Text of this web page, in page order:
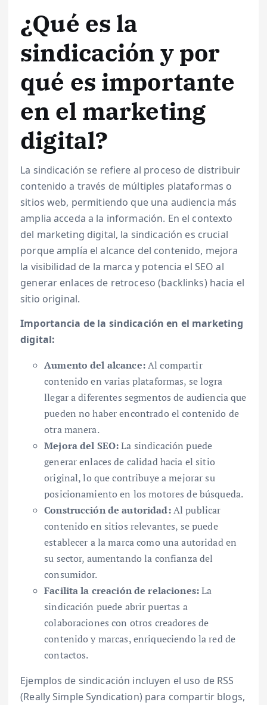
¿Qué es la
sindicación y por
qué es importante
en el marketing
digital?
La sindicación se refiere al proceso de distribuir
contenido a través de múltiples plataformas o
sitios web, permitiendo que una audiencia más
amplia acceda a la información. En el contexto
del marketing digital, la sindicación es crucial
porque amplía el alcance del contenido, mejora
la visibilidad de la marca y potencia el SEO al
generar enlaces de retroceso (backlinks) hacia el
sitio original.
Importancia de la sindicación en el marketing
digital:
Aumento del alcance:Al compartir
contenido en varias plataformas, se logra
llegar a diferentes segmentos de audiencia que
pueden no haber encontrado el contenido de
otra manera.
Mejora del SEO:La sindicación puede
generar enlaces de calidad hacia el sitio
original, lo que contribuye a mejorar su
posicionamiento en los motores de búsqueda.
Construcción de autoridad:Al publicar
contenido en sitios relevantes, se puede
establecer a la marca como una autoridad en
su sector, aumentando la confianza del
consumidor.
Facilita la creación de relaciones:La
sindicación puede abrir puertas a
colaboraciones con otros creadores de
contenido y marcas, enriqueciendo la red de
contactos.
Ejemplos de sindicación incluyen el uso de RSS
(Really Simple Syndication) para compartir blogs,